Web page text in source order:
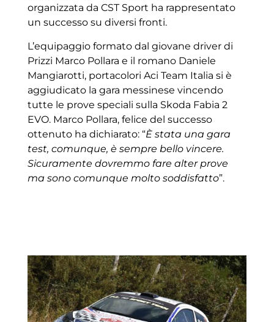
organizzata da CST Sport ha rappresentato
un successo su diversi fronti.
L’equipaggio formato dal giovane driver di
Prizzi Marco Pollara e il romano Daniele
Mangiarotti, portacolori Aci Team Italia si è
aggiudicato la gara messinese vincendo
tutte le prove speciali sulla Skoda Fabia 2
EVO. Marco Pollara, felice del successo
ottenuto ha dichiarato: “È stata una gara
test, comunque, è sempre bello vincere.
Sicuramente dovremmo fare alter prove
ma sono comunque molto soddisfatto”.